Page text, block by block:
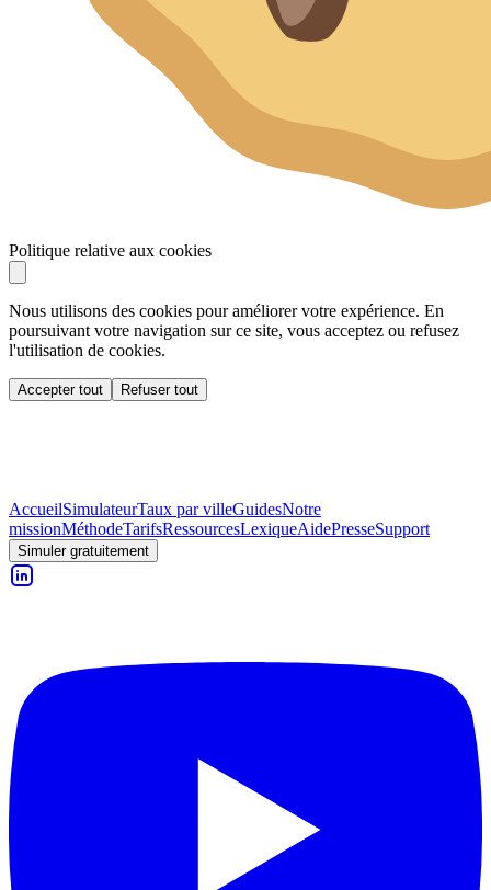
Politique relative aux cookies
Nous utilisons des cookies pour améliorer votre expérience. En
poursuivant votre navigation sur ce site, vous acceptez ou refusez
l'utilisation de cookies.
Accepter tout Refuser tout
AccueilSimulateurTaux par villeGuidesNotre
missionMéthodeTarifsRessourcesLexiqueAidePresseSupport
Simuler gratuitement